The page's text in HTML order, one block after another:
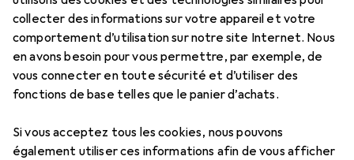
collecter des informations sur votre appareil et votre
comportement d’utilisation sur notre site Internet. Nous
en avons besoin pour vous permettre, par exemple, de
vous connecter en toute sécurité et d’utiliser des
fonctions de base telles que le panier d’achats.
Si vous acceptez tous les cookies, nous pouvons
également utiliser ces informations afin de vous afficher
ProduitsForum